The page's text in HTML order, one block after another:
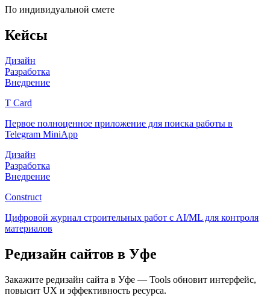
По индивидуальной смете
Кейсы
Дизайн
Разработка
Внедрение
T Card
Первое полноценное приложение для поиска работы в
Telegram MiniApp
Дизайн
Разработка
Внедрение
Construct
Цифровой журнал строительных работ с AI/ML для контроля
материалов
Редизайн сайтов в Уфе
Закажите редизайн сайта в Уфе — Tools обновит интерфейс,
повысит UX и эффективность ресурса.